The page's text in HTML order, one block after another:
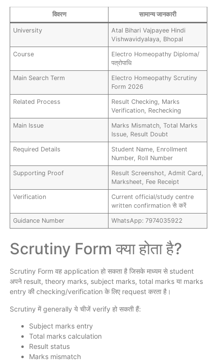
विवरण सामान्य जानकारी
University
Atal Bihari Vajpayee Hindi
Vishwavidyalaya, Bhopal
Course
Electro Homeopathy Diploma/
पत्रोपाधि
Main Search Term
Electro Homeopathy Scrutiny
Form 2026
Related Process
Result Checking, Marks
Verification, Rechecking
Main Issue
Marks Mismatch, Total Marks
Issue, Result Doubt
Required Details
Student Name, Enrollment
Number, Roll Number
Supporting Proof
Result Screenshot, Admit Card,
Marksheet, Fee Receipt
Verification
Current official/study centre
written confirmation से करें
Guidance Number WhatsApp: 7974035922
Scrutiny Form क्या होता है?
Scrutiny Form वह application हो सकता है जिसके माध्यम से student
अपने result, theory marks, subject marks, total marks या marks
entry की checking/verification के लिए request करता है।
Scrutiny में generally ये चीजें verify हो सकती हैं:
Subject marks entry
Total marks calculation
Result status
Marks mismatch